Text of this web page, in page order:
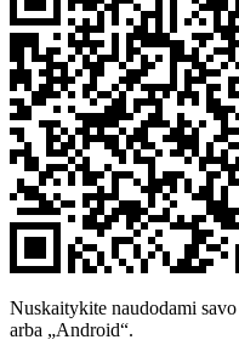
Nuskaitykite naudodami
arba „Android“.